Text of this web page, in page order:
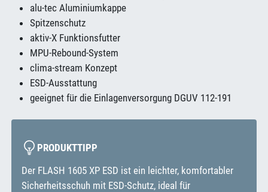
alu-tec Aluminiumkappe
Spitzenschutz
aktiv-X Funktionsfutter
MPU-Rebound-System
clima-stream Konzept
ESD-Ausstattung
geeignet für die Einlagenversorgung DGUV 112-191
PRODUKTTIPP
Der FLASH 1605 XP ESD ist ein leichter, komfortabler
Sicherheitsschuh mit ESD-Schutz, ideal für